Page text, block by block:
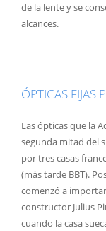
de la lente y se
alcances.
ÓPTICAS FIJAS
Las ópticas que la
segunda mitad del
por tres casas
(más tarde BBT).
comenzó a
constructor Julius
cuando la casa